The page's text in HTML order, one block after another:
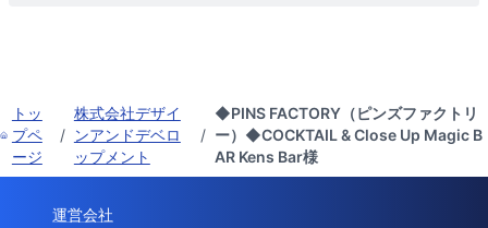
トッ
プペ
ージ
/
株式会社デザイ
ンアンドデベロ
ップメント
/
◆PINS FACTORY（ピンズファクトリ
ー）◆COCKTAIL & Close Up Magic B
AR Kens Bar様
運営会社